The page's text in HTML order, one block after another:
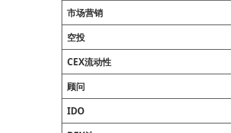
市场营销
空投
CEX流动性
顾问
IDO